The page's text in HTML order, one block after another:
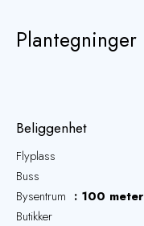
Plantegninger
Beliggenhet
Flyplass
Buss
Bysentrum
100 meter
Butikker